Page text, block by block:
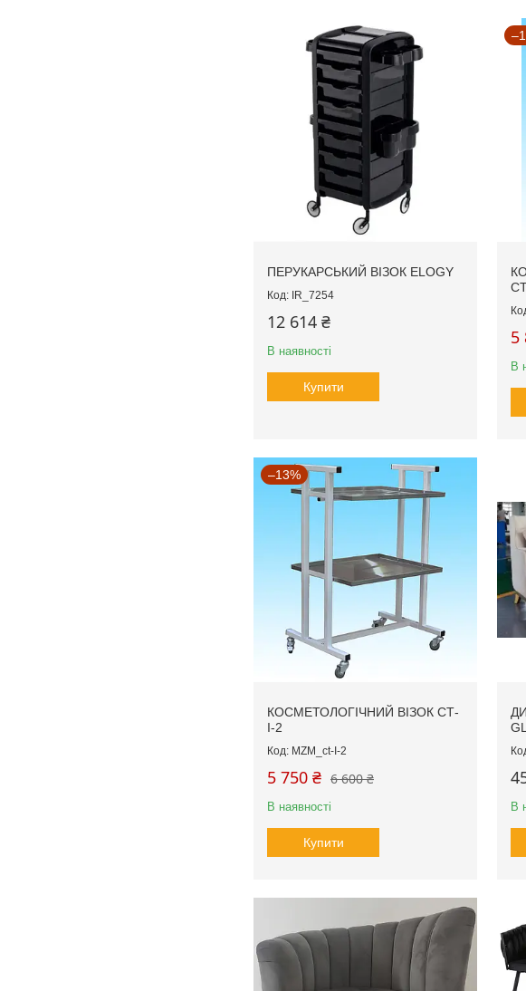
ПЕРУКАРСЬКИЙ ВІЗОК ELOGY
IR_7254
12 614 ₴
В наявності
Купити
5
В
–13%
КОСМЕТОЛОГІЧНИЙ ВІЗОК СТ-
I-2
MZM_ct-I-2
6 600 ₴
5 750 ₴
В наявності
Купити
В